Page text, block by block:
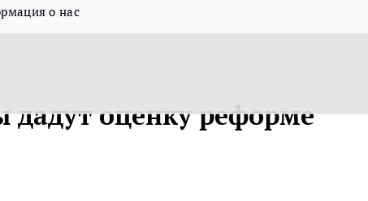
о нас
дадут оценку реформе